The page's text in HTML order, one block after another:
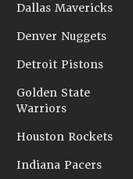
Dallas Mavericks
Denver Nuggets
Detroit Pistons
Golden State
Warriors
Houston Rockets
Indiana Pacers